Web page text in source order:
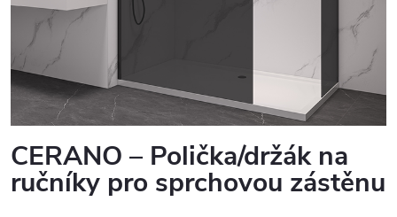
CERANO – Polička/držák na
ručníky pro sprchovou zástěnu